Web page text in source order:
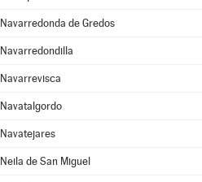
Navarredonda de Gredos
Navarredondilla
Navarrevisca
Navatalgordo
Navatejares
Neila de San Miguel